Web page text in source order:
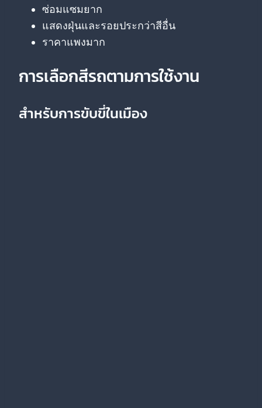
ซ่อมแซมยาก
แสดงฝุ่นและรอยประกว่าสีอื่น
ราคาแพงมาก
การเลือกสีรถตามการใช้งาน
สำหรับการขับขี่ในเมือง